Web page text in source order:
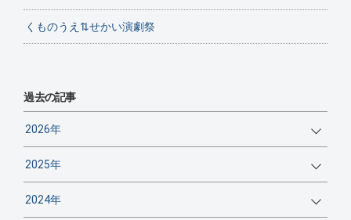
くものうえ⇅せかい演劇祭
過去の記事
2026年
2025年
2024年